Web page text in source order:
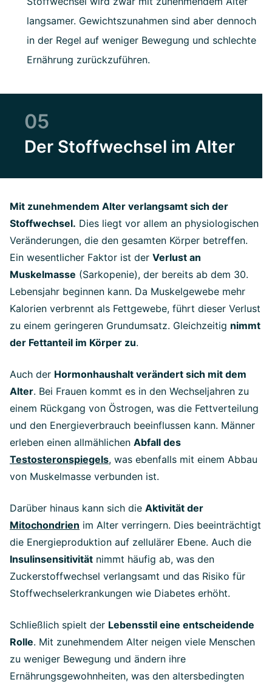
langsamer. Gewichtszunahmen sind aber dennoch
in der Regel auf weniger Bewegung und schlechte
Ernährung zurückzuführen.
05
Der Stoffwechsel im Alter
Mit zunehmendem Alter verlangsamt sich der
Stoffwechsel. Dies liegt vor allem an physiologischen
Veränderungen, die den gesamten Körper betreffen.
Ein wesentlicher Faktor ist der Verlust an
Muskelmasse (Sarkopenie), der bereits ab dem 30.
Lebensjahr beginnen kann. Da Muskelgewebe mehr
Kalorien verbrennt als Fettgewebe, führt dieser Verlust
zu einem geringeren Grundumsatz. Gleichzeitig nimmt
der Fettanteil im Körper zu.
Auch der Hormonhaushalt verändert sich mit dem
Alter. Bei Frauen kommt es in den Wechseljahren zu
einem Rückgang von Östrogen, was die Fettverteilung
und den Energieverbrauch beeinflussen kann. Männer
erleben einen allmählichen Abfall des
Testosteronspiegels, was ebenfalls mit einem Abbau
von Muskelmasse verbunden ist.
Darüber hinaus kann sich die Aktivität der
Mitochondrien im Alter verringern. Dies beeinträchtigt
die Energieproduktion auf zellulärer Ebene. Auch die
Insulinsensitivität nimmt häufig ab, was den
Zuckerstoffwechsel verlangsamt und das Risiko für
Stoffwechselerkrankungen wie Diabetes erhöht.
Schließlich spielt der Lebensstil eine entscheidende
Rolle. Mit zunehmendem Alter neigen viele Menschen
zu weniger Bewegung und ändern ihre
Ernährungsgewohnheiten, was den altersbedingten